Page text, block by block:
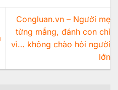
Congluan.vn – Người mẹ
từng mắng, đánh con chỉ
vì… không chào hỏi người
lớn